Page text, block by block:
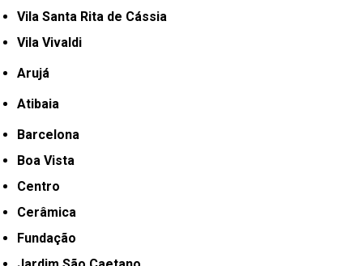
Vila Santa Rita de Cássia
Vila Vivaldi
Arujá
Atibaia
Barcelona
Boa Vista
Centro
Cerâmica
Fundação